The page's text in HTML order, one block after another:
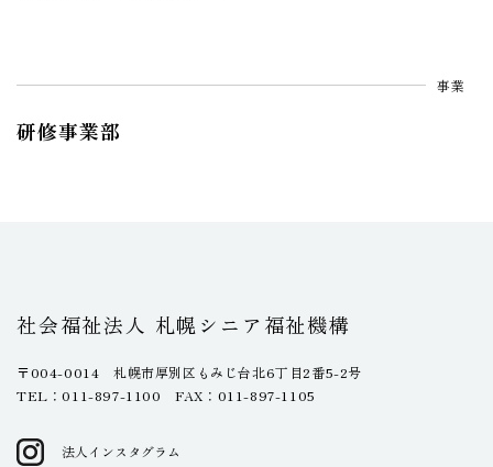
事業
研修事業部
社会福祉法人 札幌シニア福祉機構
〒004-0014 札幌市厚別区もみじ台北6丁目2番5-2号
TEL：011-897-1100 FAX：011-897-1105
法人インスタグラム